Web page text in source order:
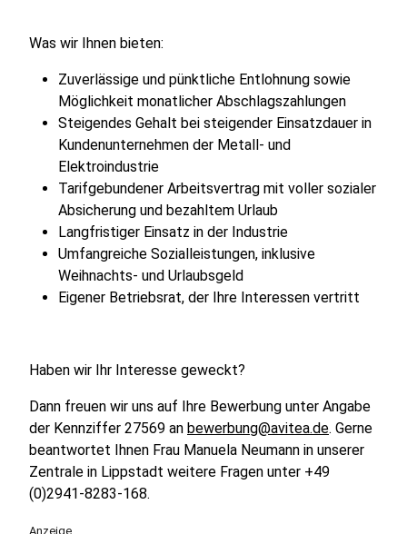
Was wir Ihnen bieten:
Zuverlässige und pünktliche Entlohnung sowie
Möglichkeit monatlicher Abschlagszahlungen
Steigendes Gehalt bei steigender Einsatzdauer in
Kundenunternehmen der Metall- und
Elektroindustrie
Tarifgebundener Arbeitsvertrag mit voller sozialer
Absicherung und bezahltem Urlaub
Langfristiger Einsatz in der Industrie
Umfangreiche Sozialleistungen, inklusive
Weihnachts- und Urlaubsgeld
Eigener Betriebsrat, der Ihre Interessen vertritt
Haben wir Ihr Interesse geweckt?
Dann freuen wir uns auf Ihre Bewerbung unter Angabe
der Kennziffer 27569 an bewerbung@avitea.de. Gerne
beantwortet Ihnen Frau Manuela Neumann in unserer
Zentrale in Lippstadt weitere Fragen unter +49
(0)2941-8283-168.
Anzeige